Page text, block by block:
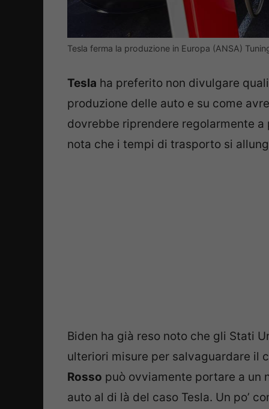
Tesla ferma la produzione in Europa (ANSA)
Tesla ha preferito non divulgare
produzione delle auto e su come
dovrebbe riprendere regolarmente
nota che i tempi di trasporto si
Biden ha già reso noto che gli Stati
ulteriori misure per salvaguardare il
Rosso può ovviamente portare a un
auto al di là del caso Tesla. Un po’